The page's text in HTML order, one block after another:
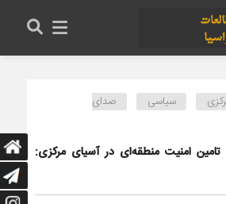
سیاسی
صدای
امنیت منطقه‌ای در آسیای مرکزی: